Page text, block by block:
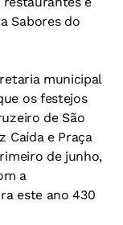
Sabores do
municipal
os festejos
de São
Caída e Praça
de junho,
a
este ano 430